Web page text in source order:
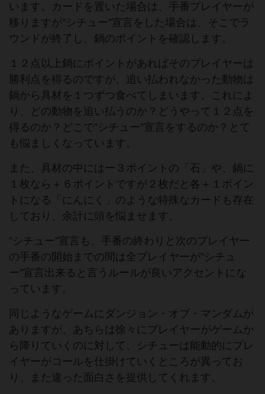
います。カードを置いた場合は、手番プレイヤーが
移りますが”シチュー”宣言をした場合は、そこでラ
ウンドが終了し、鍋のポイントを確認します。
１２点以上鍋にポイントがあればそのプレイヤーは
勝利点を得るのですが、追い払われなかった動物は
鍋から具材を１つずつ食べてしまいます。これによ
り、どの動物を追い払うのか？どうやって１２点を
得るのか？どこで”シチュー”宣言をするのか？とて
も悩ましくなっています。
また、具材の中にはー３ポイントの「石」や、鍋に
１枚なら＋６ポイントですが２枚だと各＋１ポイン
トになる「にんにく」のような特殊なカードも存在
しており、余計に頭を悩ませます。
”シチュー”宣言も、手番の終わりと次のプレイヤー
の手番の開始までの間は全プレイヤーが”シチュ
ー”宣言出来ると言うルールが良いアクセントにな
っています。
同じようなゲームにダンジョン・オブ・マンダムが
ありますが、あちらは徐々にプレイヤーがゲームか
ら降りていくのに対して、シチューは能動的にプレ
イヤーがコールを仕掛けていくところが異ってお
り、また違った面白さを提供してくれます。